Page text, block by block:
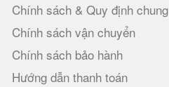
Chính sách & Quy định chung
Chính sách vận chuyển
Chính sách bảo hành
Hướng dẫn thanh toán